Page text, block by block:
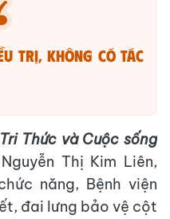
trị, không có tác
Tri Thức và Cuộc sống
Thị Kim Liên,
năng, Bệnh viện
đai lưng bảo vệ cột